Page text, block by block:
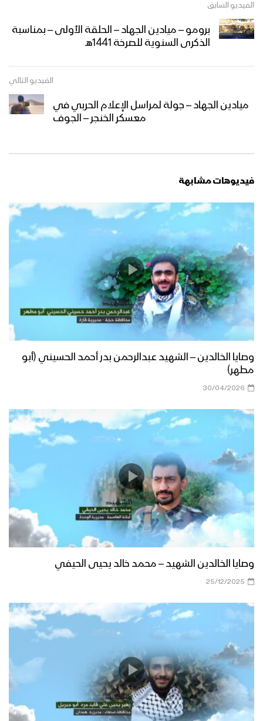
الفيديو السابق
برومو – ميادين الجهاد – الحلقة الأولى – بمناسبة
الذكرى السنوية للصرخة 1441هـ
الفيديو التالي
ميادين الجهاد – جولة لمراسل الإعلام الحربي في
معسكر الخنجر – الجوف
فيديوهات مشابهة
وصايا الخالدين – الشهيد عبدالرحمن بدر أحمد الحسيني (أبو
مطهر)
30/04/2026
وصايا الخالدين الشهيد – محمد خالد يحيى الحيفي
25/12/2025